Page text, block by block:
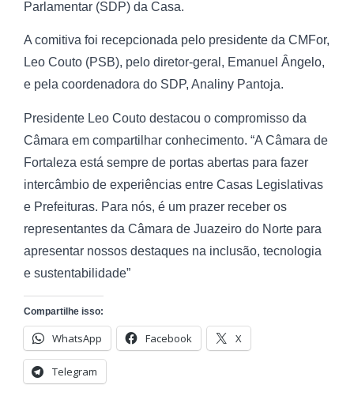
Parlamentar (SDP) da Casa.
A comitiva foi recepcionada pelo presidente da CMFor,
Leo Couto (PSB), pelo diretor-geral, Emanuel Ângelo,
e pela coordenadora do SDP, Analiny Pantoja.
Presidente Leo Couto destacou o compromisso da
Câmara em compartilhar conhecimento. “A Câmara de
Fortaleza está sempre de portas abertas para fazer
intercâmbio de experiências entre Casas Legislativas
e Prefeituras. Para nós, é um prazer receber os
representantes da Câmara de Juazeiro do Norte para
apresentar nossos destaques na inclusão, tecnologia
e sustentabilidade”
Compartilhe isso:
WhatsApp Facebook X
Telegram